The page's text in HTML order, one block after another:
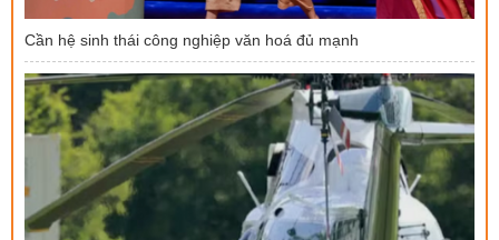
Cần hệ sinh thái công nghiệp văn hoá đủ mạnh